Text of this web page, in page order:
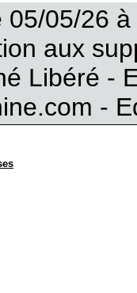
05/05/26
aux
Libéré -
-